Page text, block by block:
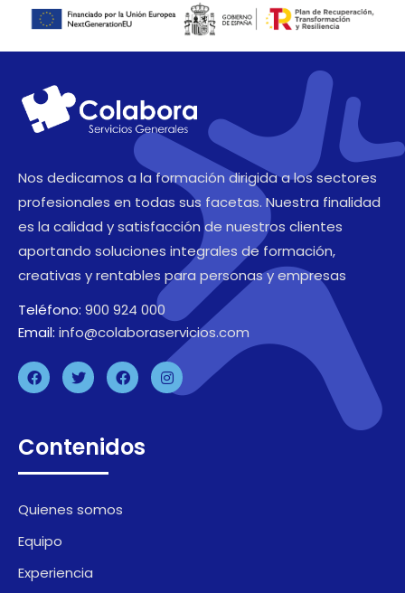
Nos dedicamos a la formación dirigida a los sectores
profesionales en todas sus facetas. Nuestra finalidad
es la calidad y satisfacción de nuestros clientes
aportando soluciones integrales de formación,
creativas y rentables para personas y empresas
Teléfono: 900 924 000
Email: info@colaboraservicios.com
Contenidos
Quienes somos
Equipo
Experiencia